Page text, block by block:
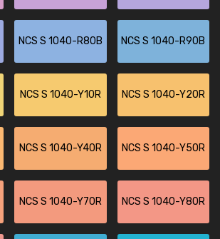
NCS S 1040-R80B NCS S 1040-R90B
NCS S 1040-Y10R NCS S 1040-Y20R
NCS S 1040-Y40R NCS S 1040-Y50R
NCS S 1040-Y70R NCS S 1040-Y80R